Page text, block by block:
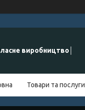
виробництво│
Товари та послуги